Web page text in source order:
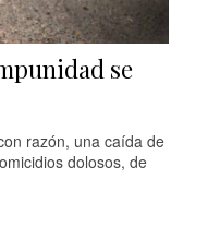
se
razón, una caída de
dolosos, de